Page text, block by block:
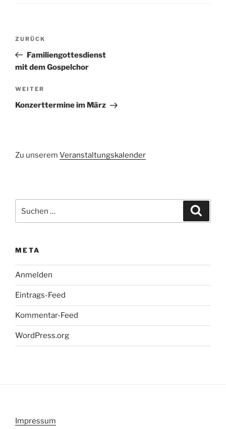
Beitragsnavigation
Vorheriger
Beitrag
ZURÜCK
Familiengottesdienst
mit dem Gospelchor
Nächster
Beitrag
WEITER
Konzerttermine im März
Zu unserem Veranstaltungskalender
nach:
META
Anmelden
Eintrags-Feed
Kommentar-Feed
WordPress.org
Impressum